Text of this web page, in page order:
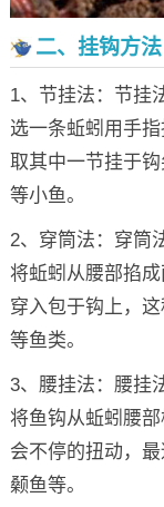
二、挂钩方法
1、节挂法：节挂
选一条蚯蚓用手
取其中一节挂于
等小鱼。
2、穿筒法：穿筒
将蚯蚓从腰部掐
穿入包于钩上，
等鱼类。
3、腰挂法：腰挂
将鱼钩从蚯蚓腰
会不停的扭动，
颡鱼等。